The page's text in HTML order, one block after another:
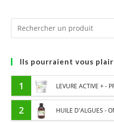
Ils pourraient vous
1 LEVURE ACTIVE + -
INTESTINALE ET
2 HUILE D'ALGUES -